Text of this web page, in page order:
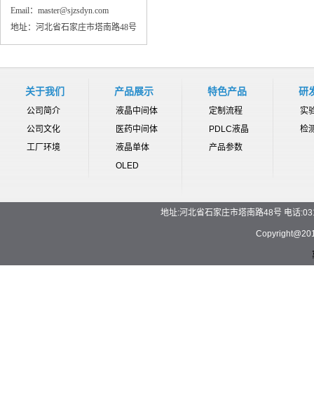
Email：master@sjzsdyn.com
地址：河北省石家庄市塔南路48号
关于我们
公司简介
公司文化
工厂环境
产品展示
液晶中间体
医药中间体
液晶单体
OLED
特色产品
定制流程
PDLC液晶
产品参数
研
实
检
地址:河北省石家庄市塔南路48号 电话